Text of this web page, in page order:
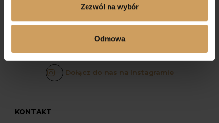
Zezwól na wybór
Odmowa
Dołącz do nas na Instagramie
KONTAKT